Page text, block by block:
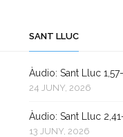
SANT LLUC
Àudio: Sant Lluc
24 JUNY, 2026
Àudio: Sant Lluc
13 JUNY, 2026